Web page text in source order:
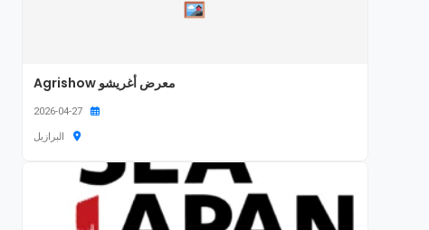
معرض أغريشو Agrishow
2026-04-27
البرازيل